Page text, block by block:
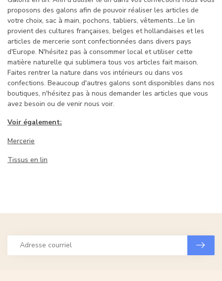
proposons des galons afin de pouvoir réaliser les articles de
votre choix, sac à main, pochons, tabliers, vêtements...Le lin
provient des cultures françaises, belges et hollandaises et les
articles de mercerie sont confectionnées dans divers pays
d'Europe. N'hésitez pas à consommer local et utiliser cette
matière naturelle qui sublimera tous vos articles fait maison.
Faites rentrer la nature dans vos intérieurs ou dans vos
confections. Beaucoup d'autres galons sont disponibles dans nos
boutiques, n'hésitez pas à nous demander les articles que vous
avez besoin ou de venir nous voir.
Voir également:
Mercerie
Tissus en lin